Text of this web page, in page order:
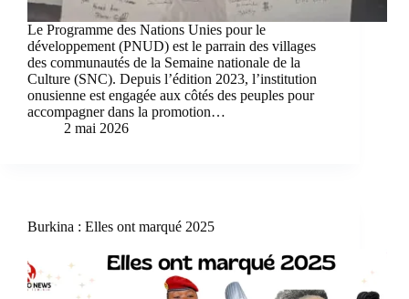
Le Programme des Nations Unies pour le
développement (PNUD) est le parrain des villages
des communautés de la Semaine nationale de la
Culture (SNC). Depuis l’édition 2023, l’institution
onusienne est engagée aux côtés des peuples pour
accompagner dans la promotion…
2 mai 2026
Burkina : Elles ont marqué 2025